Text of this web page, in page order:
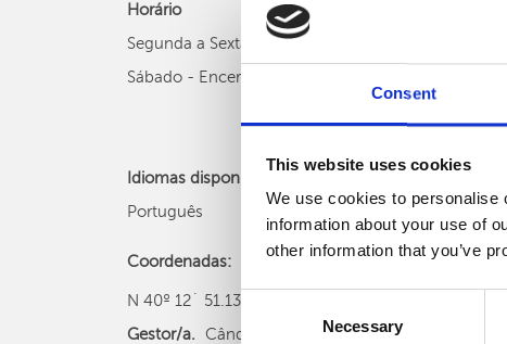
Consent
This website uses cookies
We use cookies to personalise
information about your use of
other information that you’ve
Consent
Selection
Necessary
Horário
Segunda a Sexta-feira - 08h às 20h
Sábado - Encerrado
Idiomas disponíveis:
Português
Coordenadas:
N 40º 12´ 51.13” W 8º 25´ 59,24”
Gestor/a.
Cândida Santos